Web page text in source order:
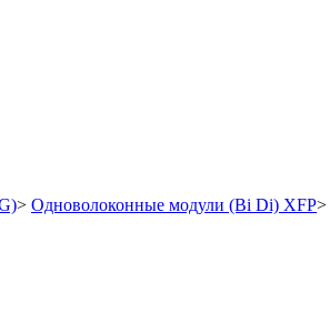
> Одноволоконные модули (Bi Di) XFP>